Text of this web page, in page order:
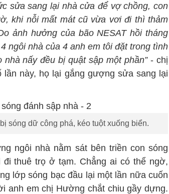
sửa sang lại nhà cửa để vợ chồng, con
khi nỗi mất mát cũ vừa vơi đi thì thảm
ảnh hưởng của bão NESAT hồi tháng
ngôi nhà của 4 anh em tôi đặt trong tình
nấy đều bị quật sập một phần”- chị
này, họ lại gắng gượng sửa sang lại
sóng dữ công phá, kéo tuột xuống biển.
ngôi nhà nằm sát bên triền con sóng
thuê trọ ở tạm. Chẳng ai có thể ngờ,
lớp sóng bạc đầu lại một lần nữa cuốn
anh em chị Hường chắt chiu gầy dựng.